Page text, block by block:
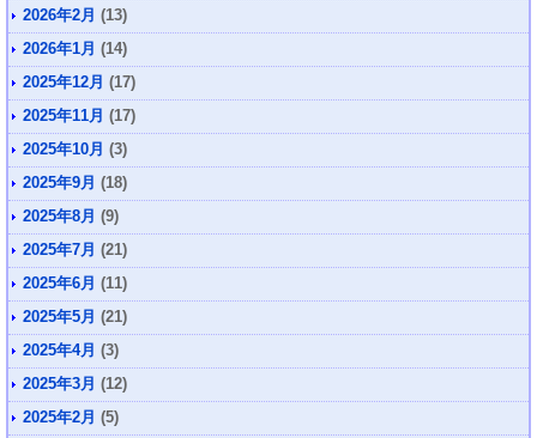
2026年2月 (13)
2026年1月 (14)
2025年12月 (17)
2025年11月 (17)
2025年10月 (3)
2025年9月 (18)
2025年8月 (9)
2025年7月 (21)
2025年6月 (11)
2025年5月 (21)
2025年4月 (3)
2025年3月 (12)
2025年2月 (5)